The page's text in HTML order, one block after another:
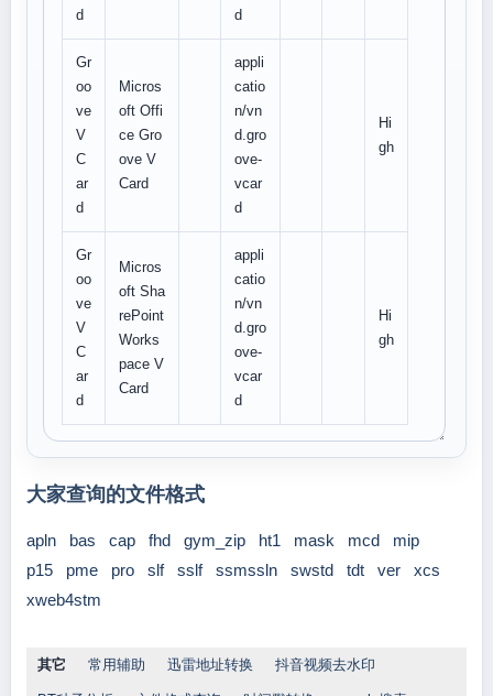
d
d
Gr
oo
ve
V
C
ar
d
Micros
oft Offi
ce Gro
ove V
Card
appli
catio
n/vn
d.gro
ove-
vcar
d
Hi
gh
Gr
oo
ve
V
C
ar
d
Micros
oft Sha
rePoint
Works
pace V
Card
appli
catio
n/vn
d.gro
ove-
vcar
d
Hi
gh
大家查询的文件格式
apln bas cap fhd gym_zip ht1 mask mcd
mip
p15
pme pro slf sslf ssmssln swstd tdt ver
xcs
xweb4stm
其它 常用辅助 迅雷地址转换 抖音视频去水印